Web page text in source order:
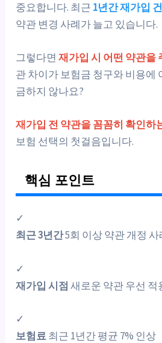
중요합니다. 최근 1년간 재가입
약관 변경 사례가 늘고 있습니다.
그렇다면재가입 시 어떤 약관을
관 차이가 보험금 청구와 비용에
금하지 않나요?
재가입 전 약관을 꼼꼼히 확인하
보험 선택의 첫걸음입니다.
핵심 포인트
✓
최근 3년간5회 이상 약관 개정 사
✓
재가입 시점 새로운 약관 우선 적
✓
보험료최근 1년간 평균 7% 인상